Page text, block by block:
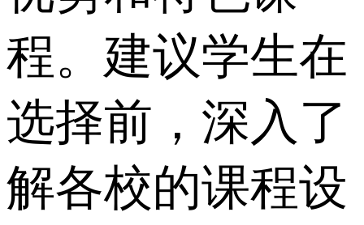
程。建议学生在
选择前，深入了
解各校的课程设